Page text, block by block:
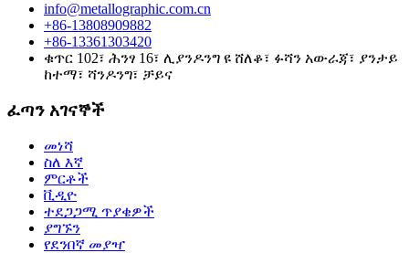
info@metallographic.com.cn
+86-13808909882
+86-13361303420
ቁጥር 102፣ ሕንፃ 16፣ ሊያንዶንግ ዩ ሸለቆ፣ ፉሻን አውራጃ፣ ያንታይ
ከተማ፣ ሻንዶንግ፣ ቻይና
ፈጣን አገናኞች
መነሻ
ስለ እኛ
ምርቶች
ቪዲዮ
ተደጋጋሚ ጥያቄዎች
ያግኙን
የደንበኛ መያዣ